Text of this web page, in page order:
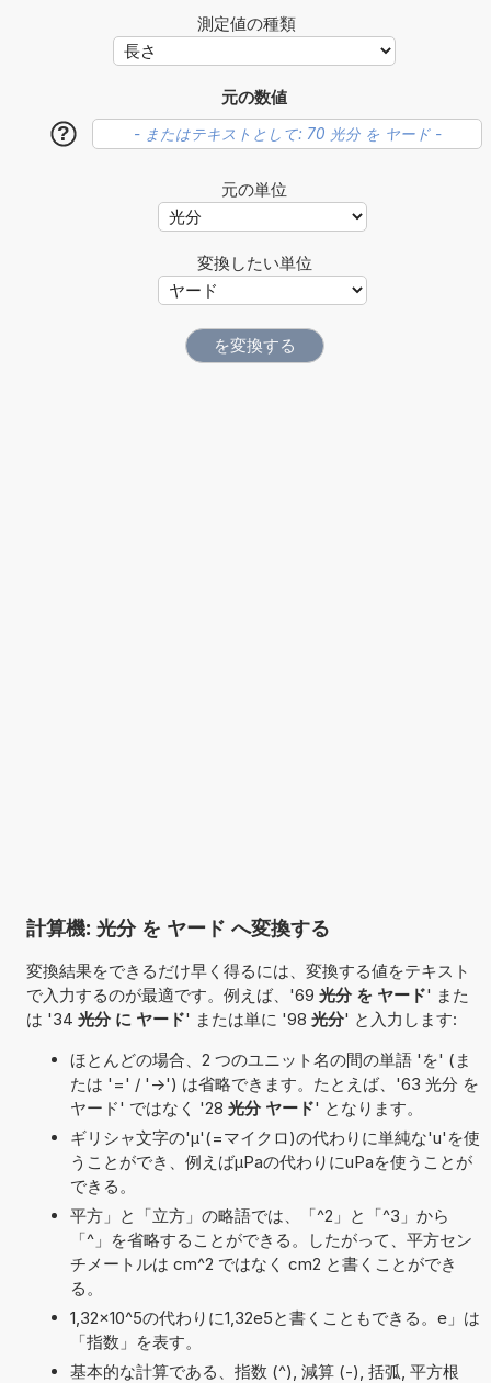
測定値の種類
元の数値
?
元の単位
変換したい単位
計算機: 光分 を ヤード へ変換する
変換結果をできるだけ早く得るには、変換する値をテキスト
で入力するのが最適です。例えば、'69 光分 を ヤード' また
は '34 光分 に ヤード' または単に '98 光分' と入力します:
ほとんどの場合、2 つのユニット名の間の単語 'を' (ま
たは '=' / '->') は省略できます。たとえば、'63 光分 を
ヤード' ではなく '28 光分 ヤード' となります。
ギリシャ文字の'μ'(=マイクロ)の代わりに単純な'u'を使
うことができ、例えばµPaの代わりにuPaを使うことが
できる。
平方」と「立方」の略語では、「^2」と「^3」から
「^」を省略することができる。したがって、平方セン
チメートルは cm^2 ではなく cm2 と書くことができ
る。
1,32×10^5の代わりに1,32e5と書くこともできる。e」は
「指数」を表す。
基本的な計算である、指数 (^), 減算 (-), 括弧, 平方根